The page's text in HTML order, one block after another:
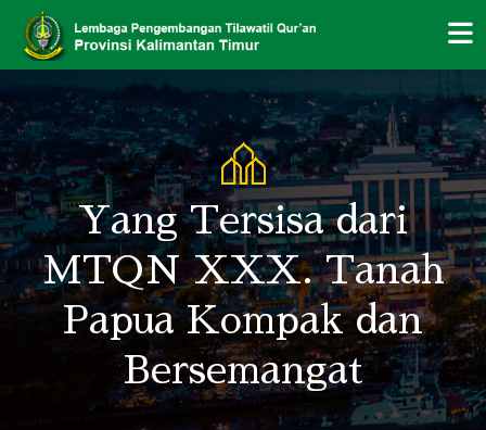
Yang Tersisa dari
MTQN XXX. Tanah
Papua Kompak dan
Bersemangat